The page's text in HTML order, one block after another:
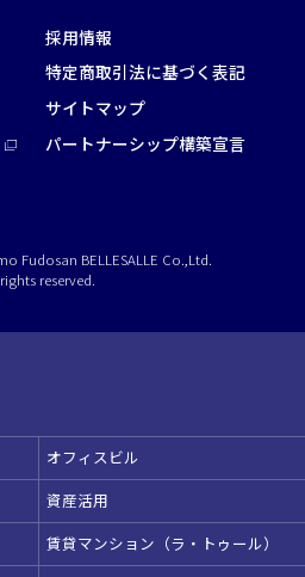
採用情報
特定商取引法に基づく表記
サイトマップ
パートナーシップ構築宣言
Fudosan BELLESALLE Co.,Ltd.
reserved.
オフィスビル
資産活用
賃貸マンション（ラ・トゥール）